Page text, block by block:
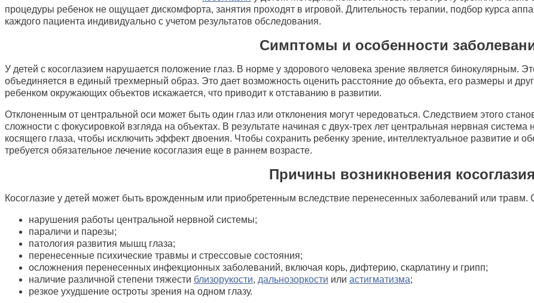
процедуры ребенок не ощущает дискомфорта, занятия проходят в игровой. Длительность терапии, подбор курса
каждого пациента индивидуально с учетом результатов обследования.
Симптомы и особенности
У детей с косоглазием нарушается положение глаз. В норме у здорового человека зрение является бинокулярным.
объединяется в единый трехмерный образ. Это дает возможность оценить расстояние до объекта, его размеры и
ребенком окружающих объектов искажается, что приводит к отставанию в развитии.
Отклоненным от центральной оси может быть один глаз или отклонения могут чередоваться. Следствием этого
сложности с фокусировкой взгляда на объектах. В результате начиная с двух-трех лет центральная нервная
косящего глаза, чтобы исключить эффект двоения. Чтобы сохранить ребенку зрение, интеллектуальное развитие и
требуется обязательное лечение косоглазия еще в раннем возрасте.
Причины возникновения косоглазия
Косоглазие у детей может быть врожденным или приобретенным вследствие перенесенных заболеваний или травм.
нарушения работы центральной нервной системы;
параличи и парезы;
патология развития мышц глаза;
перенесенные психические травмы и стрессовые состояния;
осложнения перенесенных инфекционных заболеваний, включая корь, дифтерию, скарлатину и грипп;
наличие различной степени тяжести близорукости, дальнозоркости или астигматизма;
резкое ухудшение остроты зрения на одном глазу.